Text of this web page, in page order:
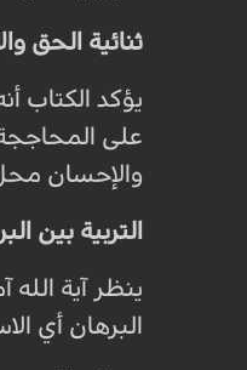
ثنائية الحق
يؤكد الكتاب
على
والإحسان
التربية بين
ينظر آية
البرهان أي